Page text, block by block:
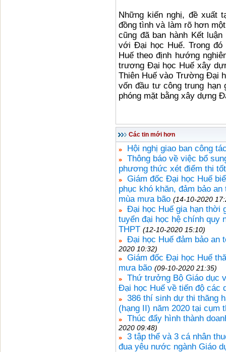
Những kiến nghị, đề xuất
đồng tình và làm rõ hơn
cũng đã ban hành Kết
với Đại học Huế. Trong
Huế theo định hướng
trương Đại học Huế xây
Thiên Huế vào Trường Đại
vốn đầu tư công trung hạn
phóng mặt bằng xây dựng
Các tin mới hơn
Hội nghị giao ban công
Thông báo về việc bổ
phương thức xét điểm thi
Giám đốc Đại học Huế
phục khó khăn, đảm bảo
mùa mưa bão (14-10-2020
Đại học Huế gia hạn thời
tuyển đại học hệ chính quy
THPT (12-10-2020 15:10)
Đại học Huế đảm bảo an
2020 10:32)
Giám đốc Đại học Huế
mưa bão (09-10-2020 21:35)
Thứ trưởng Bộ Giáo dục
Đại học Huế về tiến độ các
386 thí sinh dự thi thăng
(hạng II) năm 2020 tại cụm
Thúc đẩy hình thành
2020 09:48)
3 tập thể và 3 cá nhân
đua yêu nước ngành Giáo